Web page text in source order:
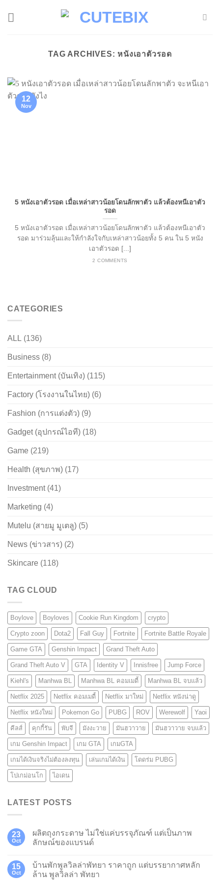
TAG ARCHIVES: หนังเอาตัวรอด
5 หนังเอาตัวรอด เมื่อเหล่าสาวน้อยโดนลักพาตัว แล้วต้องหนีเอาตัว
รอด
5 หนังเอาตัวรอด เมื่อเหล่าสาวน้อยโดนลักพาตัว แล้วต้องหนีเอาตัว
รอด มาร่วมลุ้นและให้กำลังใจกับเหล่าสาวน้อยทั้ง 5 คน ใน 5 หนัง
เอาตัวรอด [...]
2 COMMENTS
12
Nov
CATEGORIES
ALL (136)
Business (8)
Entertainment (บันเทิง) (115)
Factory (โรงงานในไทย) (6)
Fashion (การแต่งตัว) (9)
Gadget (อุปกรณ์ไอที) (18)
Game (219)
Health (สุขภาพ) (17)
Investment(41)
Marketing (4)
Mutelu (สายมู มูเตลู) (5)
News (ข่าวสาร) (2)
Skincare (118)
TAG CLOUD
Boylove Boyloves Cookie Run Kingdom crypto
Crypto zoon Dota2 Fall Guy Fortnite Fortnite Battle Royale
Game GTA Genshin Impact Grand Theft Auto
Grand Theft Auto V GTA Identity V Innisfree Jump Force
Kiehl's Manhwa BL Manhwa BL คอมเมดี้ Manhwa BL จบแล้ว
Netflix 2025 Netflix คอมเมดี้ Netflix มาใหม่ Netflix หนังน่าดู
Netflix หนังใหม่ Pokemon Go PUBG ROV Werewolf Yaoi
คีลส์ คุกกี้รัน พับจี มังงะวาย มันฮวาวาย มันฮวาวาย จบแล้ว
เกม Genshin Impact เกม GTA เกมGTA
เกมได้เงินจริงไม่ต้องลงทุน เล่นเกมได้เงิน โดดร่ม PUBG
โปเกม่อนโก ไอเดน
LATEST POSTS
23
Oct
ผลิตถุงกระดาษ ไม่ใช่แค่บรรจุภัณฑ์ แต่เป็นภาพ
ลักษณ์ของแบรนด์
15
Oct
บ้านพักพูลวิลล่าพัทยา ราคาถูก แต่บรรยากาศหลัก
ล้าน พูลวิลล่า พัทยา